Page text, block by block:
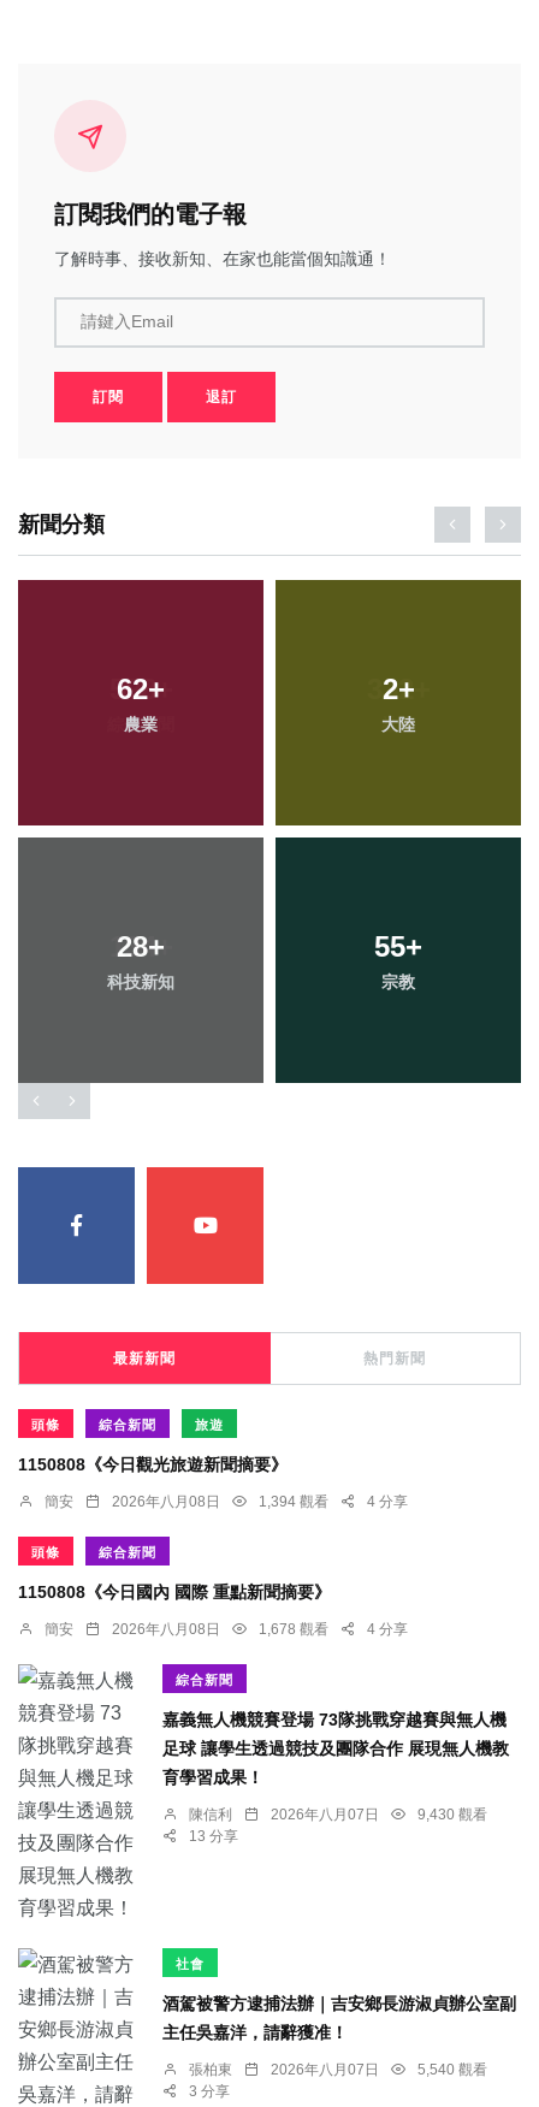
訂閱我們的電子報
了解時事、接收新知、在家也能當個知識通！
請鍵入Email
訂閱 退訂
新聞分類
62+
農業
2+
大陸
28+
科技新知
55+
宗教
最新新聞 熱門新聞
頭條 綜合新聞 旅遊
1150808《今日觀光旅遊新聞摘要》
簡安 2026年八月08日 1,394 觀看 4 分享
頭條 綜合新聞
1150808《今日國內 國際 重點新聞摘要》
簡安 2026年八月08日 1,678 觀看 4 分享
綜合新聞
嘉義無人機競賽登場 73隊挑戰穿越賽與無人機
足球 讓學生透過競技及團隊合作 展現無人機教
育學習成果！
陳信利 2026年八月07日
9,430 觀看
13 分享
社會
酒駕被警方逮捕法辦｜吉安鄉長游淑貞辦公室副
主任吳嘉洋，請辭獲准！
張柏東 2026年八月07日
5,540 觀看
3 分享